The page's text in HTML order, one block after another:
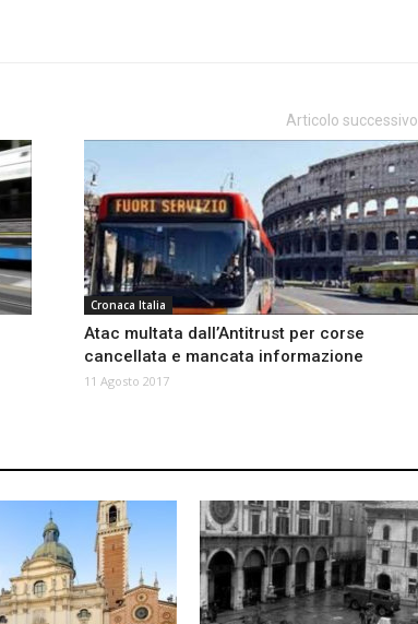
Articolo successivo
Cronaca Italia
Atac multata dall’Antitrust per corse
cancellata e mancata informazione
11 Agosto 2017